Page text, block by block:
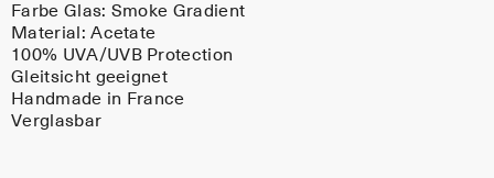
Farbe Glas: Smoke Gradient
Material:Acetate
100% UVA/UVB Protection
Gleitsicht geeignet
Handmade in France
Verglasbar